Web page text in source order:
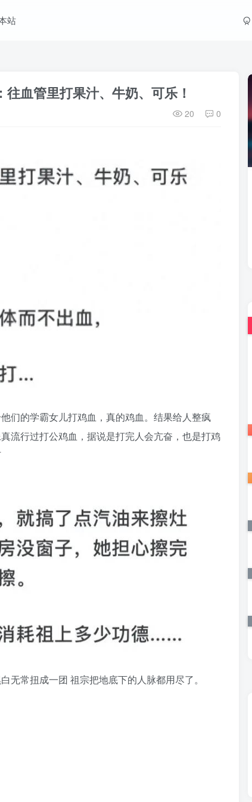
站
血管里打果汁、牛奶、可乐！
20 0
们的学霸女儿打鸡血，真的鸡血。结果给人整疯
流行过打公鸡血，据说是打完人会亢奋，也是打鸡
无常扭成一团 祖宗把地底下的人脉都用尽了。